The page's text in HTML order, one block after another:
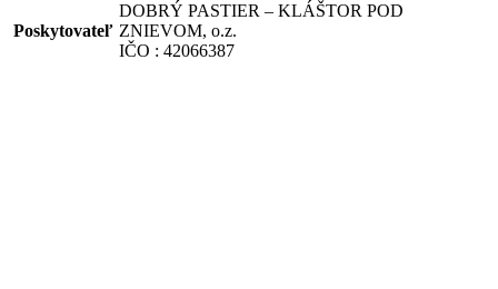
Poskytovateľ
DOBRÝ PASTIER – KLÁŠTOR POD
ZNIEVOM, o.z.
IČO : 42066387